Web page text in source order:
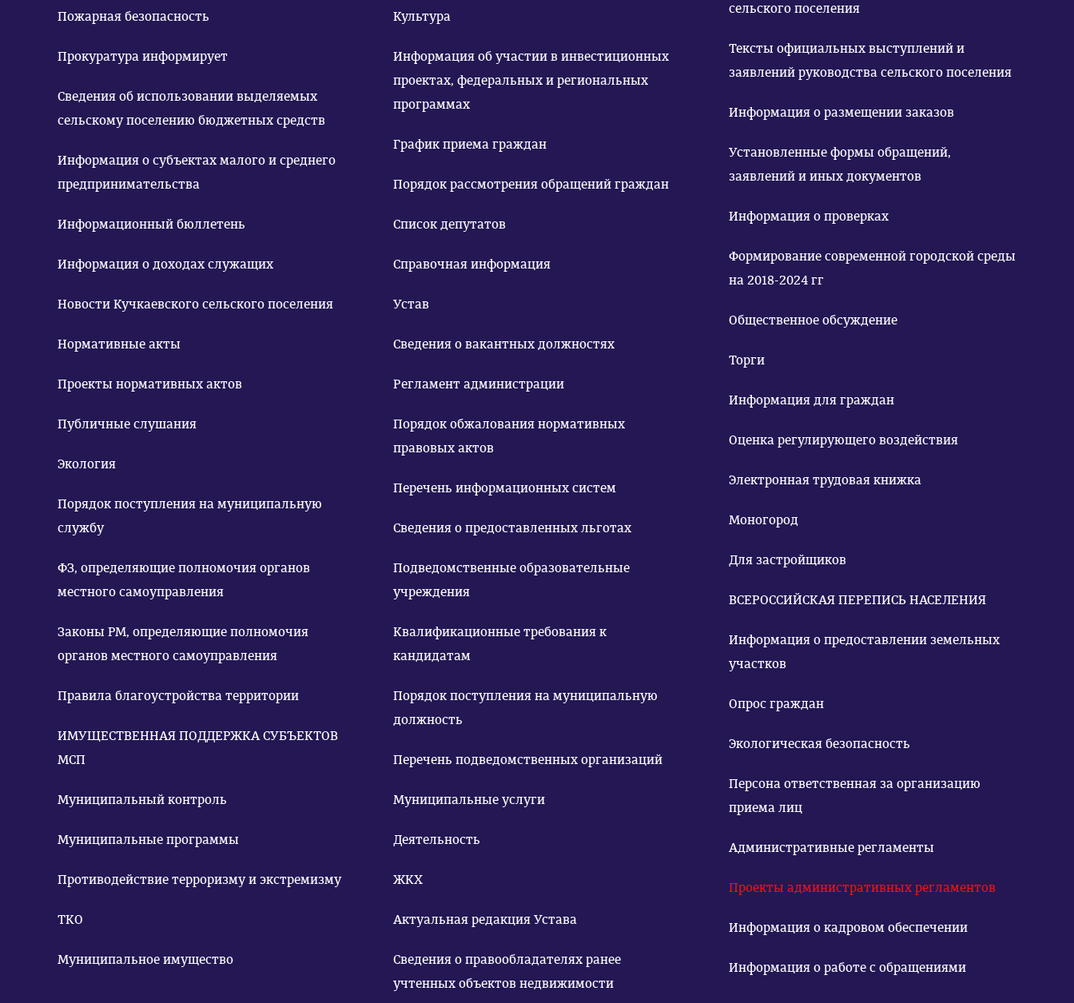
Пожарная безопасность
Прокуратура информирует
Сведения об использовании выделяемых
сельскому поселению бюджетных средств
Информация о субъектах малого и среднего
предпринимательства
Информационный бюллетень
Информация о доходах служащих
Новости Кучкаевского сельского поселения
Нормативные акты
Проекты нормативных актов
Публичные слушания
Экология
Порядок поступления на муниципальную
службу
ФЗ, определяющие полномочия органов
местного самоуправления
Законы РМ, определяющие полномочия
органов местного самоуправления
Правила благоустройства территории
ИМУЩЕСТВЕННАЯ ПОДДЕРЖКА СУБЪЕКТОВ
МСП
Муниципальный контроль
Муниципальные программы
Противодействие терроризму и экстремизму
ТКО
Муниципальное имущество
Культура
Информация об участии в инвестиционных
проектах, федеральных и региональных
программах
График приема граждан
Порядок рассмотрения обращений граждан
Список депутатов
Справочная информация
Устав
Сведения о вакантных должностях
Регламент администрации
Порядок обжалования нормативных
правовых актов
Перечень информационных систем
Сведения о предоставленных льготах
Подведомственные образовательные
учреждения
Квалификационные требования к
кандидатам
Порядок поступления на муниципальную
должность
Перечень подведомственных организаций
Муниципальные услуги
Деятельность
ЖКХ
Актуальная редакция Устава
Сведения о правообладателях ранее
учтенных объектов недвижимости
сельского поселения
Тексты официальных выступлений и
заявлений руководства сельского поселения
Информация о размещении заказов
Установленные формы обращений,
заявлений и иных документов
Информация о проверках
Формирование современной городской среды
на 2018-2024 гг
Общественное обсуждение
Торги
Информация для граждан
Оценка регулирующего воздействия
Электронная трудовая книжка
Моногород
Для застройщиков
ВСЕРОССИЙСКАЯ ПЕРЕПИСЬ НАСЕЛЕНИЯ
Информация о предоставлении земельных
участков
Опрос граждан
Экологическая безопасность
Персона ответственная за организацию
приема лиц
Административные регламенты
Проекты административных регламентов
Информация о кадровом обеспечении
Информация о работе с обращениями